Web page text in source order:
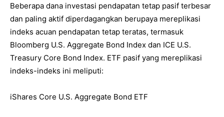
Beberapa dana investasi pendapatan tetap pasif terbesar
dan paling aktif diperdagangkan berupaya mereplikasi
indeks acuan pendapatan tetap teratas, termasuk
Bloomberg U.S. Aggregate Bond Index dan ICE U.S.
Treasury Core Bond Index. ETF pasif yang mereplikasi
indeks-indeks ini meliputi:
iShares Core U.S. Aggregate Bond ETF